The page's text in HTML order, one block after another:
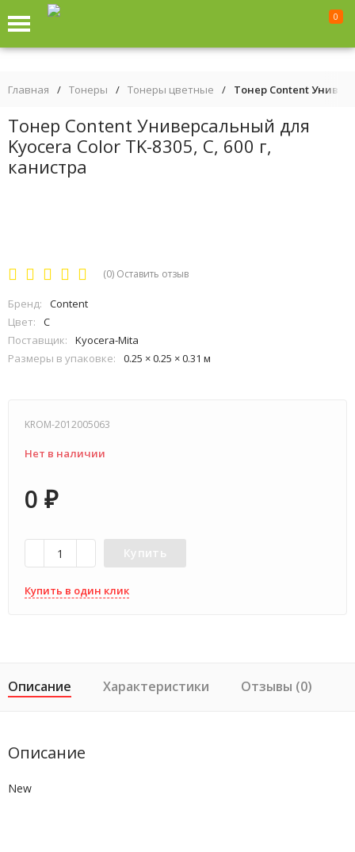
0
Главная / Тонеры / Тонеры цветные / Тонер Content
Тонер Content Универсальный для
Kyocera Color TK-8305, C, 600 г,
канистра
(0) Оставить отзыв
Бренд:
Content
Цвет:
C
Поставщик:
Kyocera-Mita
Размеры в упаковке:
0.25 × 0.25 × 0.31 м
KROM-2012005063
Нет в наличии
0 ₽
Купить
Купить в один клик
Описание Характеристики Отзывы (0)
Описание
New